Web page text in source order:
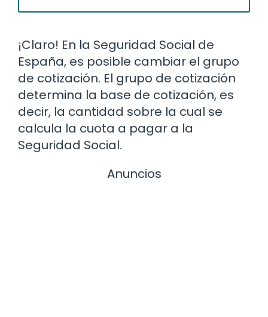
¡Claro! En la Seguridad Social de
España, es posible cambiar el grupo
de cotización. El grupo de cotización
determina la base de cotización, es
decir, la cantidad sobre la cual se
calcula la cuota a pagar a la
Seguridad Social.
Anuncios